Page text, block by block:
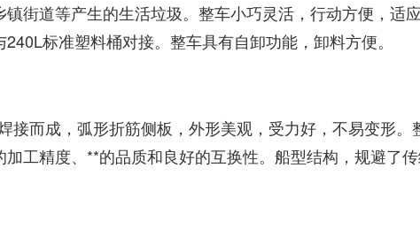
街道等产生的生活垃圾。整车小巧灵活，行动方便，适
标准塑料桶对接。整车具有自卸功能，卸料方便。
而成，弧形折筋侧板，外形美观，受力好，不易变形
工精度、**的品质和良好的互换性。船型结构，规避了